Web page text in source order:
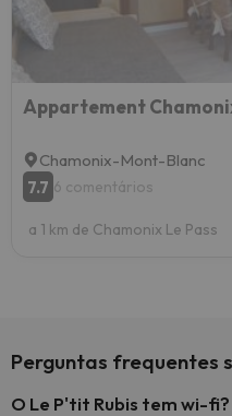
Chamonix-Mont-Blanc
7.7 6 comentários
a 1 km de Chamonix Le Pass
Perguntas frequentes
O Le P'tit Rubis tem wi-fi?